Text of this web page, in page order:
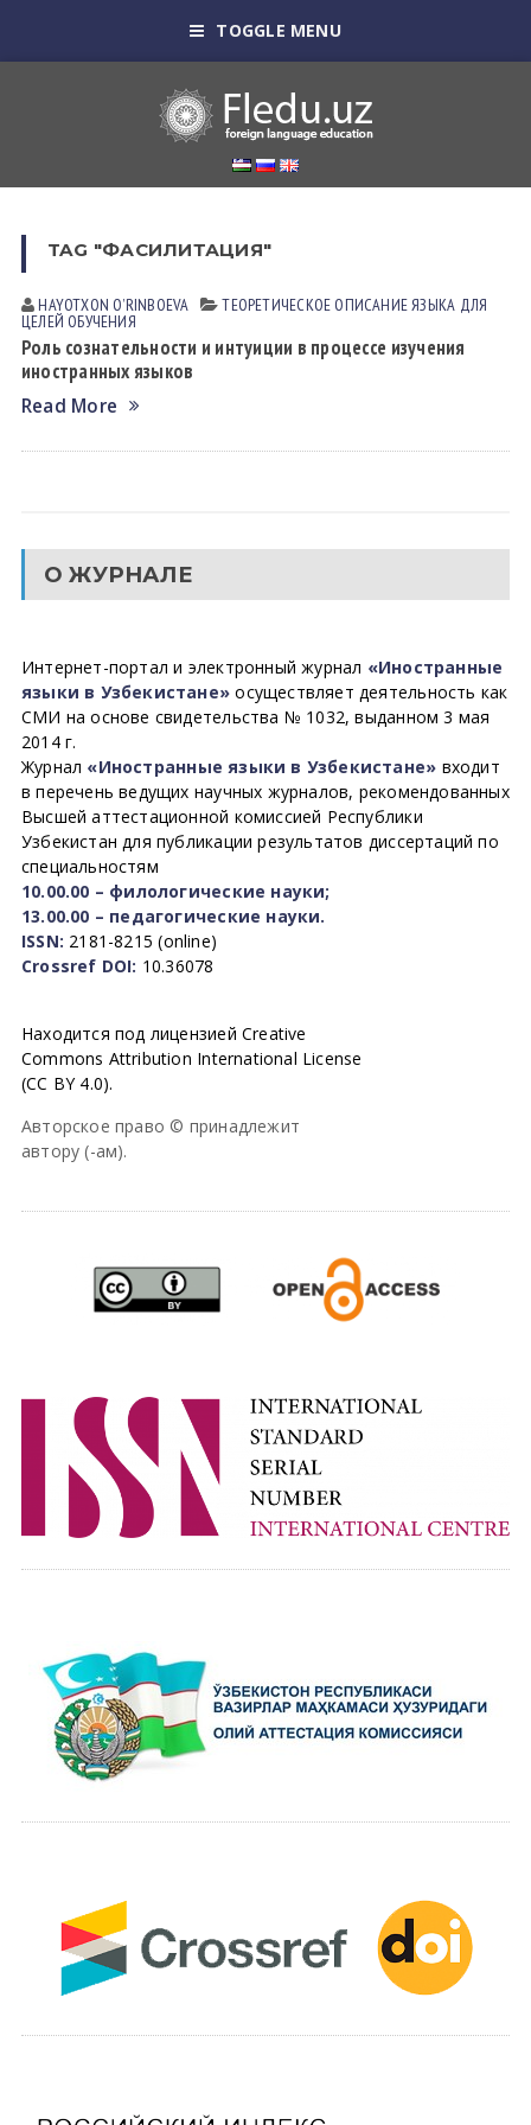
TOGGLE MENU
TAG "ФАСИЛИТАЦИЯ"
HAYOTXON OʼRINBOEVА ТЕОРЕТИЧЕСКОЕ ОПИСАНИЕ ЯЗЫКА ДЛЯ
ЦЕЛЕЙ ОБУЧЕНИЯ
Роль сознательности и интуиции в процессе изучения
иностранных языков
Read More
О ЖУРНАЛЕ
Интернет-портал и электронный журнал «Иностранные
языки в Узбекистане» осуществляет деятельность как
СМИ на основе свидетельства № 1032, выданном 3 мая
2014 г.
Журнал «Иностранные языки в Узбекистане» входит
в перечень ведущих научных журналов, рекомендованных
Высшей аттестационной комиссией Республики
Узбекистан для публикации результатов диссертаций по
специальностям
10.00.00 – филологические науки;
13.00.00 – педагогические науки.
ISSN: 2181-8215 (online)
Crossref DOI: 10.36078
Находится под лицензией Creative
Commons Attribution International License
(CC BY 4.0).
Авторское право © принадлежит
автору (-ам).